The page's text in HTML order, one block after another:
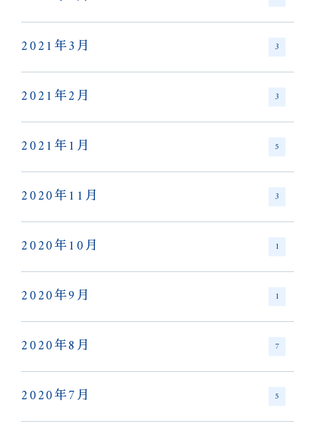
2021年3月 3
2021年2月 3
2021年1月 5
2020年11月 3
2020年10月 1
2020年9月 1
2020年8月 7
2020年7月 5